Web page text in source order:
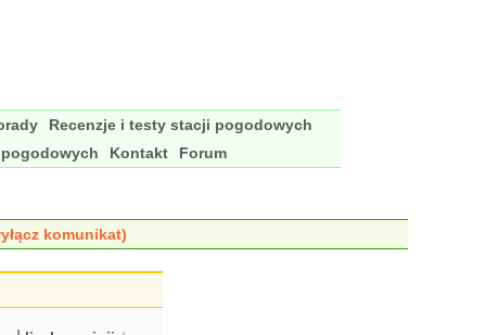
Recenzje i testy stacji pogodowych
Kontakt Forum
komunikat)